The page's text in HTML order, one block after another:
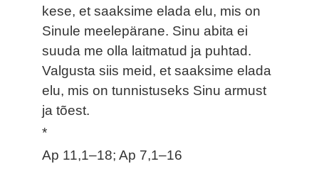
kese, et saaksime elada elu, mis on
Sinule meelepärane. Sinu abita ei
suuda me olla laitmatud ja puhtad.
Valgusta siis meid, et saaksime elada
elu, mis on tunnistuseks Sinu armust
ja tõest.
*
Ap 11,1–18; Ap 7,1–16